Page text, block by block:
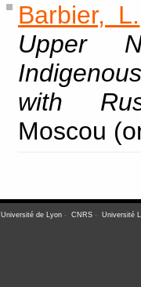
Barbier, L.
Upper
with
Moscou
Université de Lyon- CNRS- Université